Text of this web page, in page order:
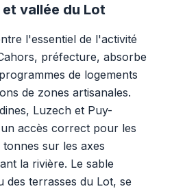
vallée du Lot
l'essentiel de l'activité
préfecture, absorbe
de logements
de zones artisanales.
Luzech et Puy-
accès correct pour les
sur les axes
la rivière. Le sable
des terrasses du Lot, se